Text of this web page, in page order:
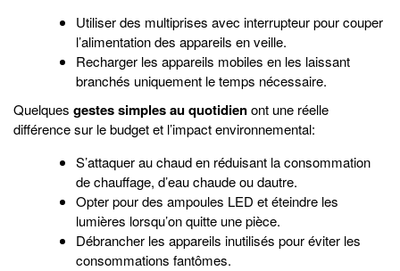
Utiliser des multiprises avec interrupteur pour couper
l’alimentation des appareils en veille.
Recharger les appareils mobiles en les laissant
branchés uniquement le temps nécessaire.
Quelques gestes simples au quotidienont une réelle
différence sur le budget et l’impact environnemental:
S’attaquer au chaud en réduisant la consommation
de chauffage, d’eau chaude ou dautre.
Opter pour des ampoules LED et éteindre les
lumières lorsqu’on quitte une pièce.
Débrancher les appareils inutilisés pour éviter les
consommations fantômes.